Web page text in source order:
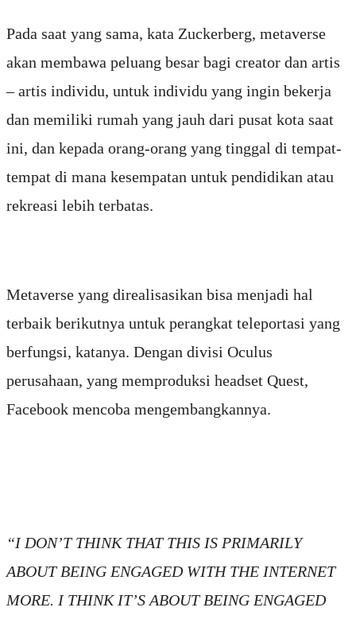
Pada saat yang sama, kata Zuckerberg, metaverse
akan membawa peluang besar bagi creator dan artis
– artis individu, untuk individu yang ingin bekerja
dan memiliki rumah yang jauh dari pusat kota saat
ini, dan kepada orang-orang yang tinggal di tempat-
tempat di mana kesempatan untuk pendidikan atau
rekreasi lebih terbatas.
Metaverse yang direalisasikan bisa menjadi hal
terbaik berikutnya untuk perangkat teleportasi yang
berfungsi, katanya. Dengan divisi Oculus
perusahaan, yang memproduksi headset Quest,
Facebook mencoba mengembangkannya.
“I DON’T THINK THAT THIS IS PRIMARILY
ABOUT BEING ENGAGED WITH THE INTERNET
MORE. I THINK IT’S ABOUT BEING ENGAGED